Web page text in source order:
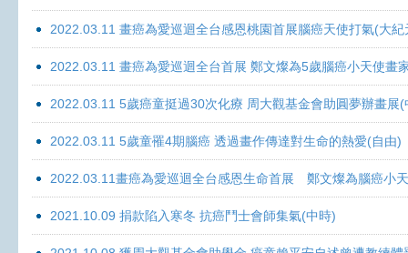
2022.03.11 畫癌為愛巡迴全台感恩桃園首展腦癌天使打氣(大紀
2022.03.11 畫癌為愛巡迴全台首展 鄭文燦為5歲腦癌小天使畫
2022.03.11 5歲癌童挺過30次化療 周大觀基金會助圓夢辦畫展
2022.03.11 5歲童罹4期腦癌 透過畫作傳達對生命的熱愛(自由)
2022.03.11畫癌為愛巡迴全台感恩生命首展 鄭文燦為腦癌小
2021.10.09 捐款陷入寒冬 抗癌鬥士會師集氣(中時)